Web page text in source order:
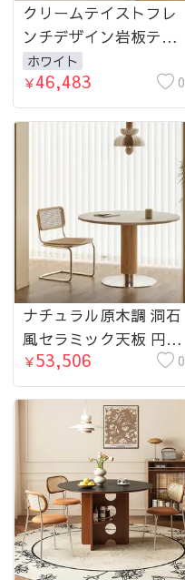
クリームテイストフレ
ンチデザイン岩板テー
ブルセット 長方形ホワ
イトモダンシンプル軽
ラグジュアリースタイ
ホワイト
￥46,483 0
ナチュラル原木調 洞石
風セラミック天板 円形
ダイニングテーブル 小
戸建て向け hjj-3671
￥53,506 0